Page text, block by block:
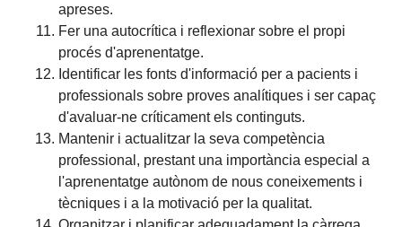
apreses.
Fer una autocrítica i reflexionar sobre el propi
procés d'aprenentatge.
Identificar les fonts d'informació per a pacients i
professionals sobre proves analítiques i ser capaç
d'avaluar-ne críticament els continguts.
Mantenir i actualitzar la seva competència
professional, prestant una importància especial a
l'aprenentatge autònom de nous coneixements i
tècniques i a la motivació per la qualitat.